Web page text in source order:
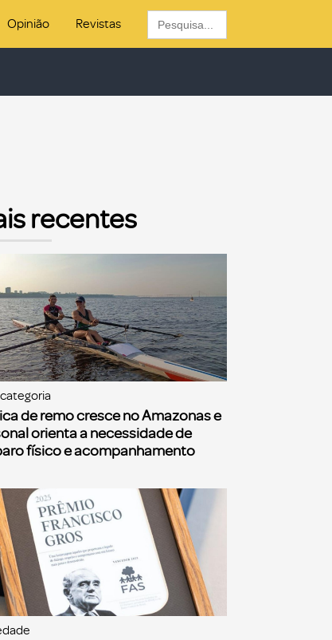
Opinião Revistas
Search
for:
recentes
de remo cresce no Amazonas e
orienta a necessidade de
físico e acompanhamento